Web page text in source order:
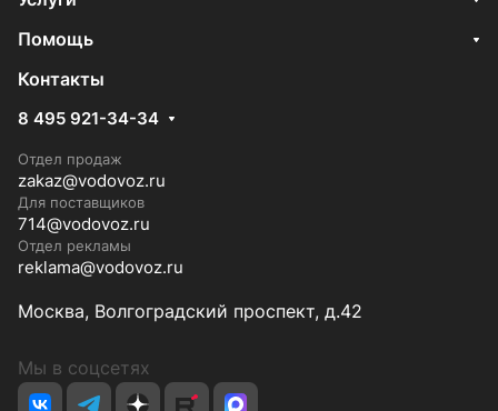
Помощь
Контакты
8 495 921-34-34
Отдел продаж
zakaz@vodovoz.ru
Для поставщиков
714@vodovoz.ru
Отдел рекламы
reklama@vodovoz.ru
Москва, Волгоградский проспект, д.42
Мы в соцсетях